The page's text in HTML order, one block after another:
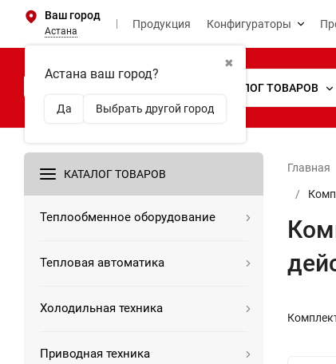
Ваш город
Астана
✖
Астана ваш город?
Да Выбрать другой город
Продукция Конфигураторы
КАТАЛОГ ТОВАРОВ
КАТАЛОГ ТОВАРОВ
Теплообменное оборудование
Тепловая автоматика
Холодильная техника
Приводная техника
Главная
/